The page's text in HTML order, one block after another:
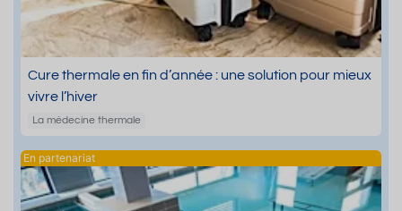
Cure thermale en fin d’année : une solution pour mieux
vivre l’hiver
La médecine thermale